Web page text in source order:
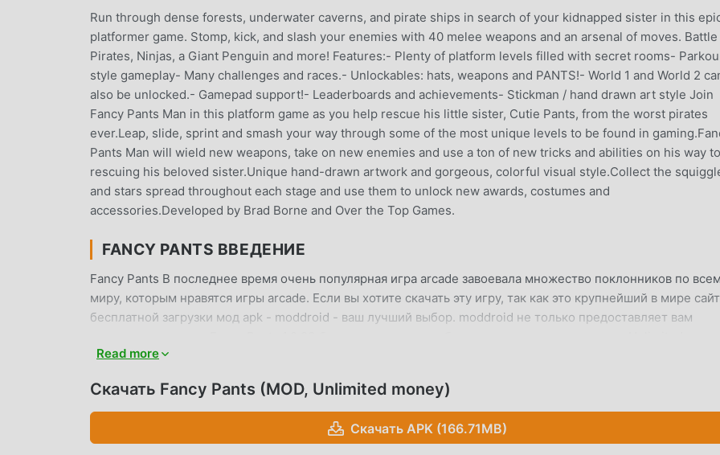
Run through dense forests, underwater caverns, and pirate ships in search of your kidnapped sister in this
platformer game. Stomp, kick, and slash your enemies with 40 melee weapons and an arsenal of moves. Battle
Pirates, Ninjas, a Giant Penguin and more! Features:- Plenty of platform levels filled with secret rooms-
style gameplay- Many challenges and races.- Unlockables: hats, weapons and PANTS!- World 1 and World 2
also be unlocked.- Gamepad support!- Leaderboards and achievements- Stickman / hand drawn art style Join
Fancy Pants Man in this platform game as you help rescue his little sister, Cutie Pants, from the worst pirates
ever.Leap, slide, sprint and smash your way through some of the most unique levels to be found in
Pants Man will wield new weapons, take on new enemies and use a ton of new tricks and abilities on his way to
rescuing his beloved sister.Unique hand-drawn artwork and gorgeous, colorful visual style.Collect the
and stars spread throughout each stage and use them to unlock new awards, costumes and
accessories.Developed by Brad Borne and Over the Top Games.
FANCY PANTS ВВЕДЕНИЕ
Fancy Pants В последнее время очень популярная игра arcade завоевала множество поклонников по
миру, которым нравятся игры arcade. Если вы хотите скачать эту игру, так как это крупнейший в мире сайт
бесплатной загрузки мод apk - moddroid - ваш лучший выбор. moddroid не только предоставляет вам
помогая вам сохранить повторяющуюся механическую задачу в игре, чтобы вы могли сосредоточиться на
взимать плату с игроков, и он на 100% безопасен, доступен и бесплатен для установки. Просто скачайте
клиент moddroid, вы можете загрузить и установить Fancy Pants 1.0.23 одним щелчком мыши. Чего же вы
Read more
Скачать Fancy Pants (MOD, Unlimited money)
Скачать APK (166.71MB)